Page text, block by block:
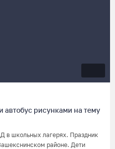
автобус рисунками на тему
в школьных лагерях. Праздник
районе. Дети